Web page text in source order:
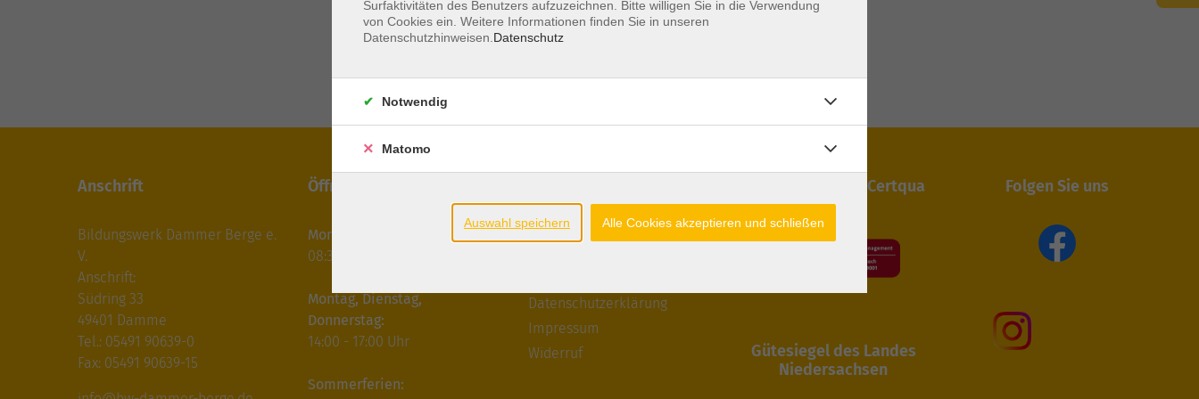
Anschrift
Bildungswerk Dammer Berge e.
V.
Anschrift:
Südring 33
49401 Damme
Tel.: 05491 90639-0
Fax: 05491 90639-15
Öffnungszeiten
Montag bis Freitag:
08:30 - 12:30 Uhr
Montag, Dienstag,
Donnerstag:
14:00 - 17:00 Uhr
Sommerferien:
Angaben
Datenschutzerklärung
Impressum
Widerruf
Zertifiziert durch Certqua
Gütesiegel des Landes
Niedersachsen
Folgen Sie uns
Surfaktivitäten des Benutzers aufzuzeichnen. Bitte willigen Sie in die Verwendung
von Cookies ein. Weitere Informationen finden Sie in unseren
Datenschutzhinweisen. Datenschutz
Notwendig
Matomo
Auswahl speichern Alle Cookies akzeptieren und schließen